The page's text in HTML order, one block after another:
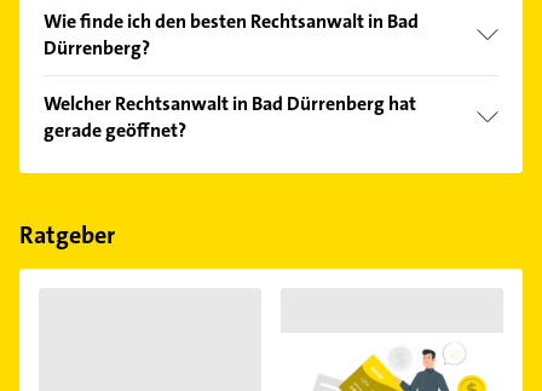
Wie finde ich den besten Rechtsanwalt in Bad
Dürrenberg?
Kundenmeinungen und profitieren Sie von den
Empfehlungen. Die Suchergebnisse können Sie sich
einfach nachBewertungensortiert anzeigen lassen.
Welcher Rechtsanwalt in Bad Dürrenberg hat
gerade geöffnet?
Im Anbieter-Bereich finden Sie alleÖffnungszeiten.
Feiertagen abweichen können.
Ratgeber